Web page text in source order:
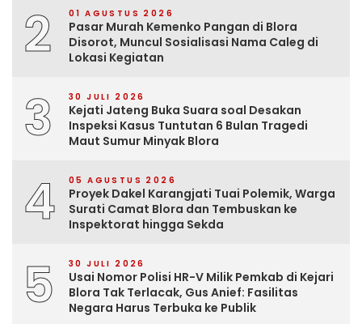
2 01 AGUSTUS 2026
Pasar Murah Kemenko Pangan di Blora
Disorot, Muncul Sosialisasi Nama Caleg di
Lokasi Kegiatan
3 30 JULI 2026
Kejati Jateng Buka Suara soal Desakan
Inspeksi Kasus Tuntutan 6 Bulan Tragedi
Maut Sumur Minyak Blora
4 05 AGUSTUS 2026
Proyek Dakel Karangjati Tuai Polemik, Warga
Surati Camat Blora dan Tembuskan ke
Inspektorat hingga Sekda
5 30 JULI 2026
Usai Nomor Polisi HR-V Milik Pemkab di Kejari
Blora Tak Terlacak, Gus Anief: Fasilitas
Negara Harus Terbuka ke Publik